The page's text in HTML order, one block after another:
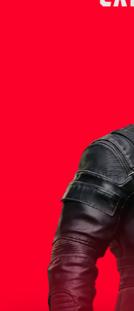
en
Solomon Reed
agente de la
valía en un